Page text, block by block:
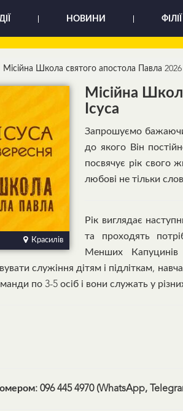
НОВИНИ ФІЛІЇ
Місійна Школа святого апостола Павла 2026
Красилів
Місійна
Ісуса
Запрошуємо
до якого Він
посвячує рік свого
любові не тільки
Рік виглядає
та проходять
Менших
служіння дітям і підліткам,
по 3-5 осіб і вони служать у
096 445 4970 (WhatsApp,